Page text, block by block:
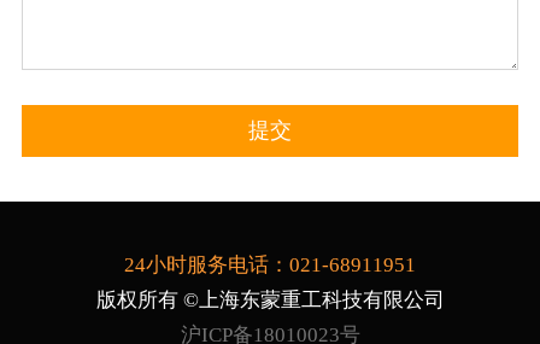
24小时服务电话：021-68911951
版权所有 ©上海东蒙重工科技有限公司
沪ICP备18010023号